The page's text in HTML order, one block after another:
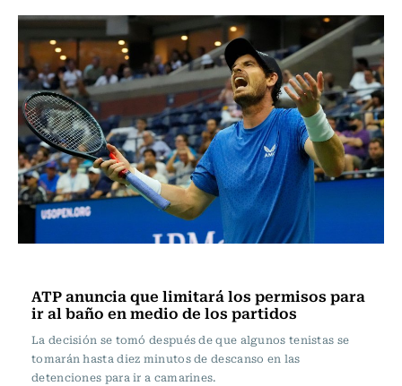
ATP anuncia que limitará los permisos para
ir al baño en medio de los partidos
La decisión se tomó después de que algunos tenistas se
tomarán hasta diez minutos de descanso en las
detenciones para ir a camarines.